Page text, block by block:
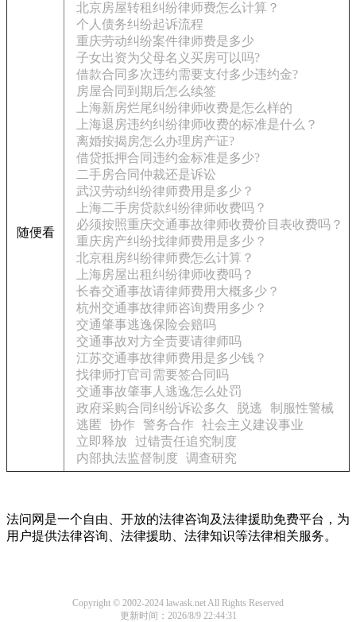
随便看
北京房屋转租纠纷律师费怎么计算？
个人债务纠纷起诉流程
重庆劳动纠纷案件律师费是多少
子女出资为父母名义买房可以吗?
借款合同多次违约需要支付多少违约金?
房屋合同到期后怎么续签
上海新房烂尾纠纷律师收费是怎么样的
上海退房违约纠纷律师收费的标准是什么？
离婚按揭房怎么办理房产证?
借贷抵押合同违约金标准是多少?
二手房合同仲裁还是诉讼
武汉劳动纠纷律师费用是多少？
上海二手房贷款纠纷律师收费吗？
必须按照重庆交通事故律师收费价目表收费吗？
重庆房产纠纷找律师费用是多少？
北京租房纠纷律师费怎么计算？
上海房屋出租纠纷律师收费吗？
长春交通事故请律师费用大概多少？
杭州交通事故律师咨询费用多少？
交通肇事逃逸保险会赔吗
交通事故对方全责要请律师吗
江苏交通事故律师费用是多少钱？
找律师打官司需要签合同吗
交通事故肇事人逃逸怎么处罚
政府采购合同纠纷诉讼多久
脱逃
制服性警械
逃匿
协作 警务合作 社会主义建设事业
立即释放
过错责任追究制度
内部执法监督制度
调查研究
法问网是一个自由、开放的法律咨询及法律援助免费平台，为
用户提供法律咨询、法律援助、法律知识等法律相关服务。
Copyright © 2002-2024 lawask.net All Rights Reserved
更新时间：2026/8/9 22:44:31